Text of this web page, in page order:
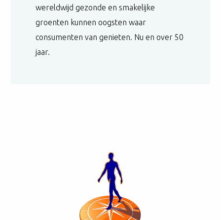
wereldwijd gezonde en smakelijke
groenten kunnen oogsten waar
consumenten van genieten. Nu en over 50
jaar.